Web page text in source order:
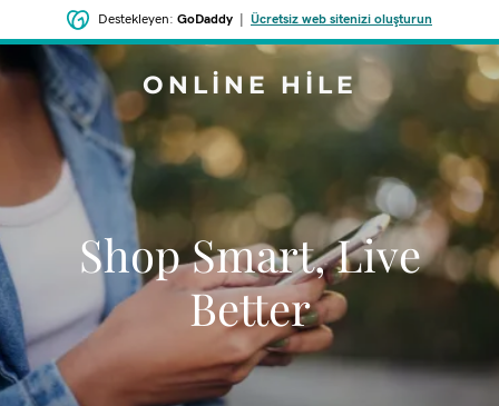
Destekleyen: GoDaddy Ücretsiz web sitenizi oluşturun
ONLINE HILE
Shop Smart, Live
Better